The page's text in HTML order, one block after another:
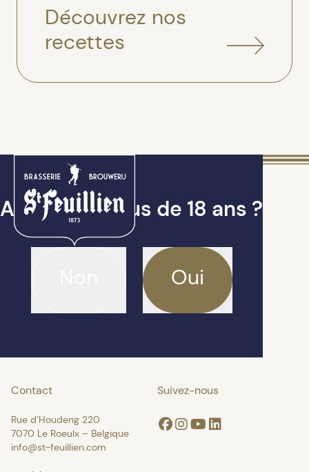
Découvrez nos
recettes
Avez-vous plus de 18 ans ?
Oui
Contact
Rue d’Houdeng 220
7070 Le Roeulx – Belgique
info@st-feuillien.com
Suivez-nous
Facebook
Instagram
YoutubeLinkedin